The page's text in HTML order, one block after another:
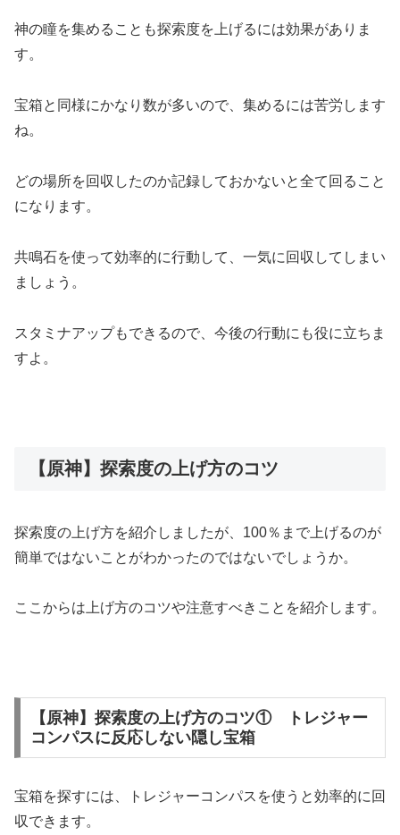
神の瞳を集めることも探索度を上げるには効果がありま
す。
宝箱と同様にかなり数が多いので、集めるには苦労します
ね。
どの場所を回収したのか記録しておかないと全て回ること
になります。
共鳴石を使って効率的に行動して、一気に回収してしまい
ましょう。
スタミナアップもできるので、今後の行動にも役に立ちま
すよ。
【原神】探索度の上げ方のコツ
探索度の上げ方を紹介しましたが、100％まで上げるのが
簡単ではないことがわかったのではないでしょうか。
ここからは上げ方のコツや注意すべきことを紹介します。
【原神】探索度の上げ方のコツ① トレジャー
コンパスに反応しない隠し宝箱
宝箱を探すには、トレジャーコンパスを使うと効率的に回
収できます。